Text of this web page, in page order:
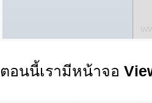
ตอนนี้เรามีหน้าจอ